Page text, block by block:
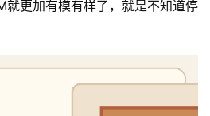
就更加有模有样了，就是不知道停